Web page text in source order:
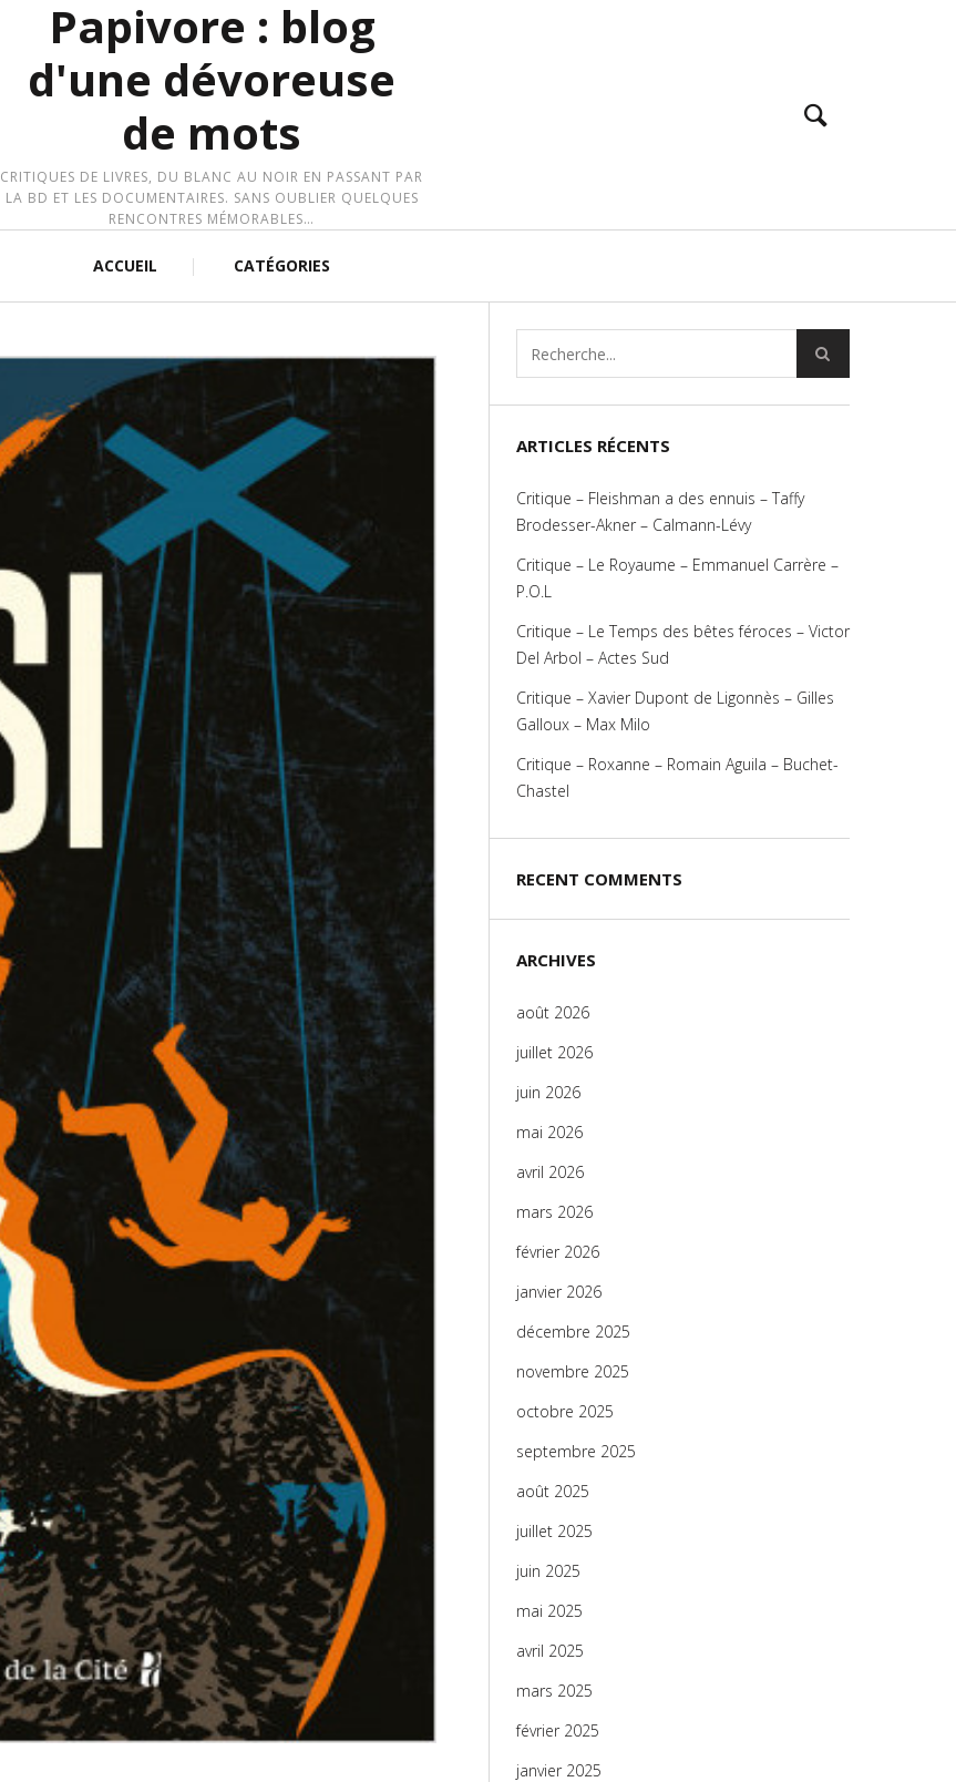
Papivore : blog
d'une dévoreuse
de mots
CRITIQUES DE LIVRES, DU BLANC AU NOIR EN PASSANT PAR
LA BD ET LES DOCUMENTAIRES. SANS OUBLIER QUELQUES
RENCONTRES MÉMORABLES…
ACCUEIL CATÉGORIES
ARTICLES RÉCENTS
Critique – Fleishman a des ennuis – Taffy
Brodesser-Akner – Calmann-Lévy
Critique – Le Royaume – Emmanuel Carrère –
P.O.L
Critique – Le Temps des bêtes féroces – Victor
Del Arbol – Actes Sud
Critique – Xavier Dupont de Ligonnès – Gilles
Galloux – Max Milo
Critique – Roxanne – Romain Aguila – Buchet-
Chastel
RECENT COMMENTS
ARCHIVES
août 2026
juillet 2026
juin 2026
mai 2026
avril 2026
mars 2026
février 2026
janvier 2026
décembre 2025
novembre 2025
octobre 2025
septembre 2025
août 2025
juillet 2025
juin 2025
mai 2025
avril 2025
mars 2025
février 2025
janvier 2025